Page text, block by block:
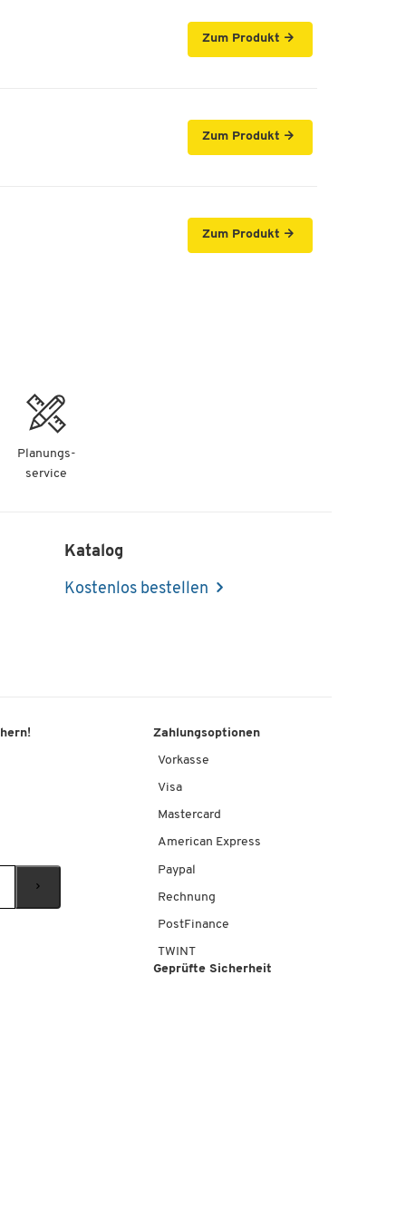
Zum Produkt
Zum Produkt
Zum Produkt
Planungs-
service
Katalog
Kostenlos bestellen
Zahlungsoptionen
Vorkasse
Visa
Mastercard
American Express
Paypal
Rechnung
PostFinance
TWINT
Geprüfte Sicherheit